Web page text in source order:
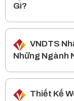
Gì?
VNDTS
Những Ngành
Thiết Kế